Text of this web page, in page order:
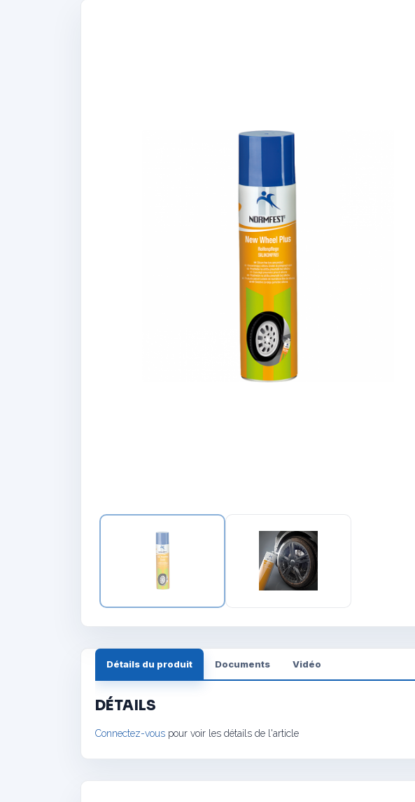
Détails du produit Documents Vidéo
DÉTAILS
Connectez-vous pour voir les détails de l'article